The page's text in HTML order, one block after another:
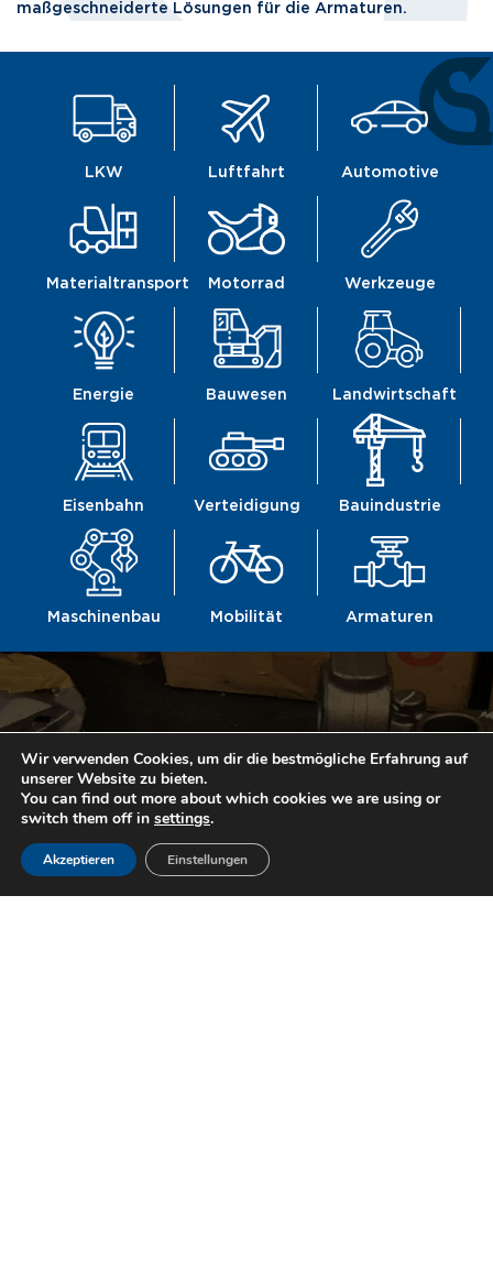
maßgeschneiderte Lösungen für die Armaturen.
LKW Luftfahrt Automotive
Materialtransport Motorrad Werkzeuge
Energie Bauwesen Landwirtschaft
Eisenbahn Verteidigung Bauindustrie
Maschinenbau Mobilität Armaturen
HABEN SIE EINEN
BESONDEREN
Wir verwenden Cookies, um dir die bestmögliche Erfahrung auf
unserer Website zu bieten.
You can find out more about which cookies we are using or
switch them off in settings.
Akzeptieren Einstellungen